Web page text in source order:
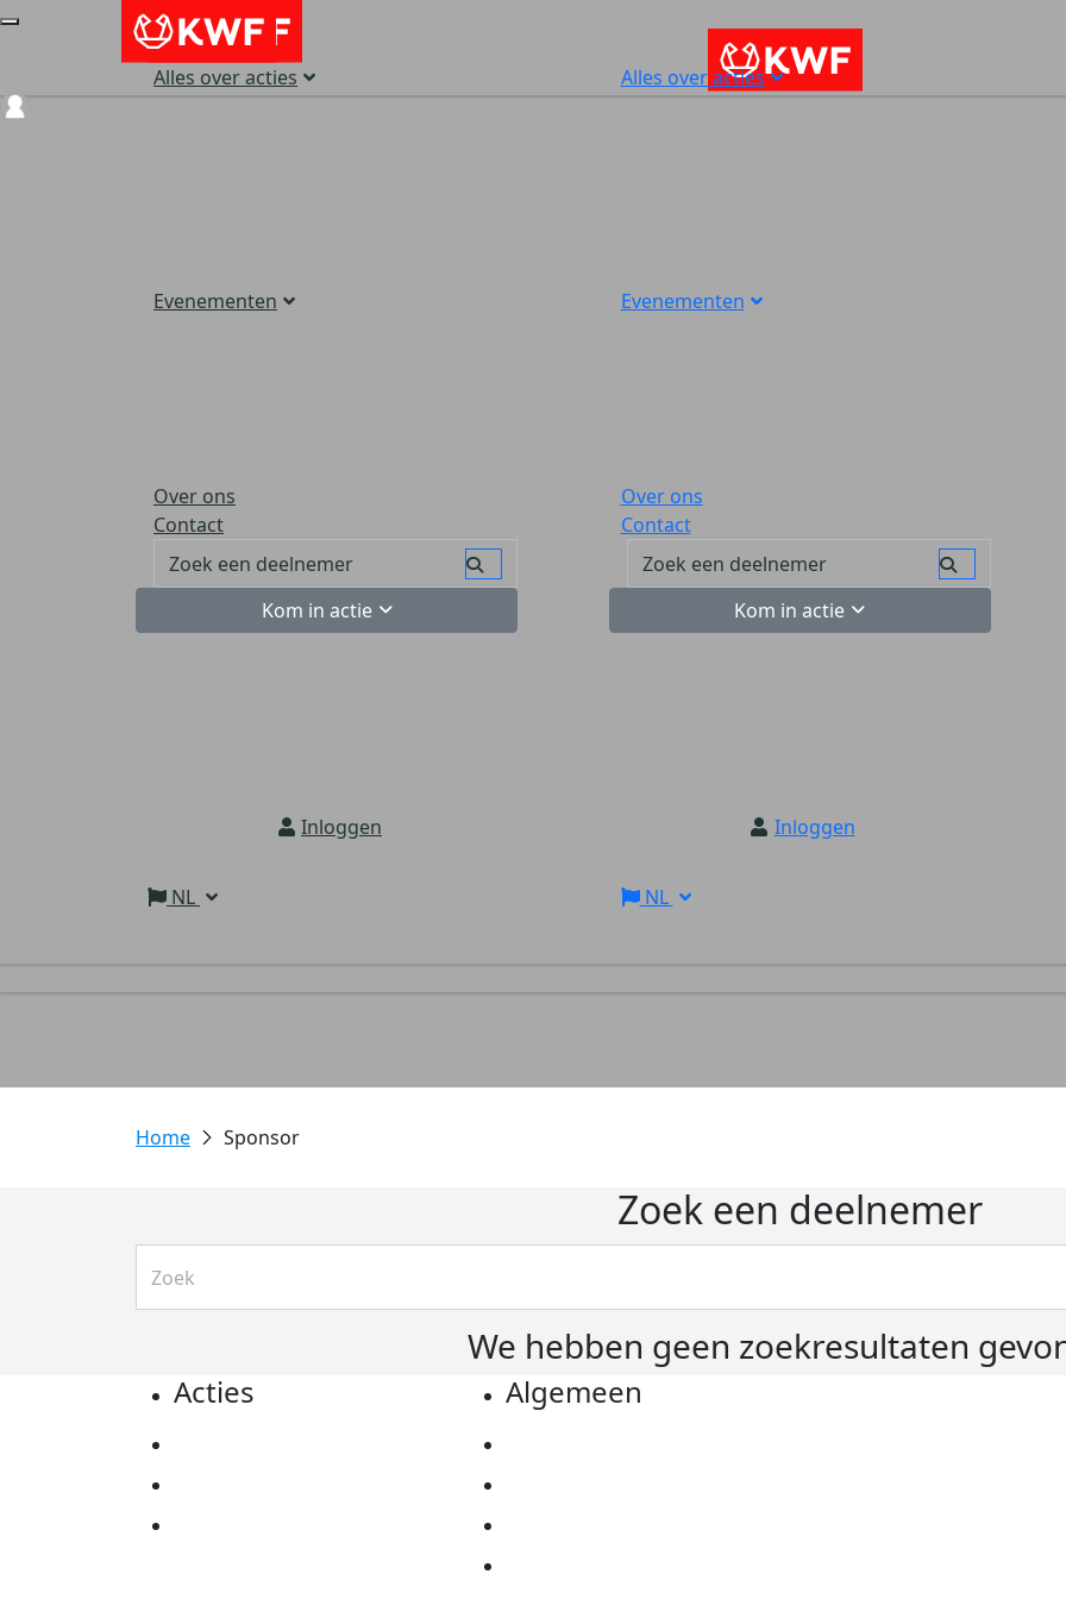
Alles over acties
Evenementen
Over ons
Contact
Kom in actie
Inloggen
NL
Alles over acties
Evenementen
Over ons
Contact
Kom in actie
Inloggen
NL
Sponsor
Zoek een deelnemer
We hebben geen zoekresultaten
Acties Algemeen